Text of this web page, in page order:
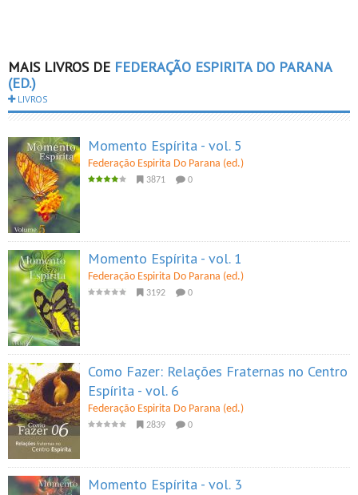
MAIS LIVROS DE FEDERAÇÃO ESPIRITA DO PARANA
(ED.)
LIVROS
Momento Espírita - vol. 5
Federação Espirita Do Parana (ed.)
3871 0
Momento Espírita - vol. 1
Federação Espirita Do Parana (ed.)
3192 0
Como Fazer: Relações Fraternas no Centro
Espírita - vol. 6
Federação Espirita Do Parana (ed.)
2839 0
Momento Espírita - vol. 3